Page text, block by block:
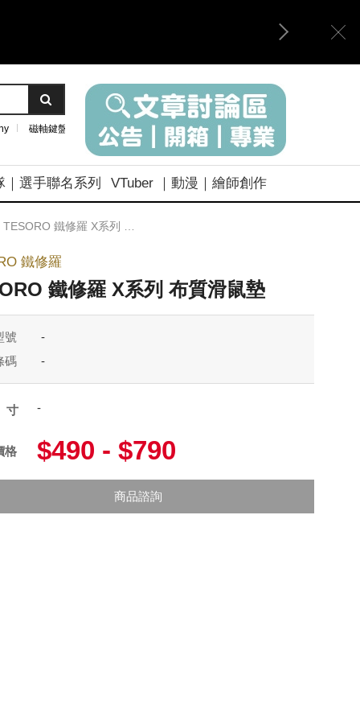
磁軸鍵盤
｜選手聯名系列 VTuber ｜動漫｜繪師創作
TESORO 鐵修羅 X系列 布質滑鼠墊
鐵修羅
鐵修羅 X系列 布質滑鼠墊
號
-
碼
-
寸
-
格 $490 - $790
商品諮詢